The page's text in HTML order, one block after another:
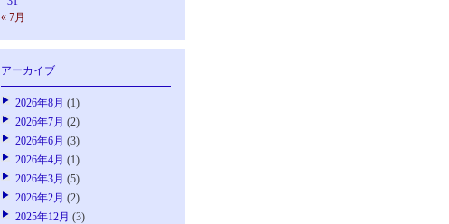
« 7月
アーカイブ
2026年8月 (1)
2026年7月 (2)
2026年6月 (3)
2026年4月 (1)
2026年3月 (5)
2026年2月 (2)
2025年12月 (3)